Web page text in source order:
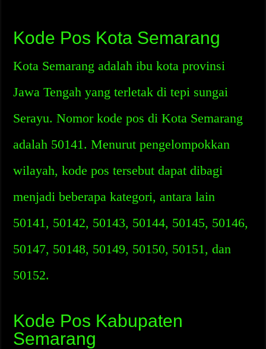
Kode Pos Kota Semarang
Kota Semarang adalah ibu kota provinsi
Jawa Tengah yang terletak di tepi sungai
Serayu. Nomor kode pos di Kota Semarang
adalah 50141. Menurut pengelompokkan
wilayah, kode pos tersebut dapat dibagi
menjadi beberapa kategori, antara lain
50141, 50142, 50143, 50144, 50145, 50146,
50147, 50148, 50149, 50150, 50151, dan
50152.
Kode Pos Kabupaten
Semarang